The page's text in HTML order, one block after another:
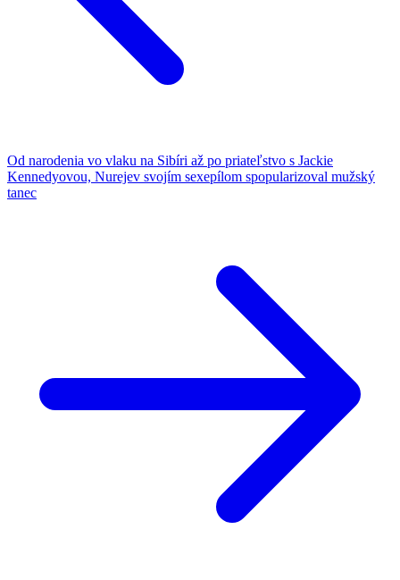
Od narodenia vo vlaku na Sibíri až po priateľstvo s Jackie
Kennedyovou, Nurejev svojím sexepílom spopularizoval mužský
tanec